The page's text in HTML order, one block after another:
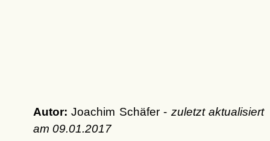
Autor: Joachim Schäfer - zuletzt aktualisiert
am 09.01.2017